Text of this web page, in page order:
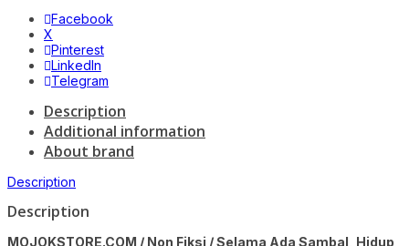
Facebook
X
Pinterest
LinkedIn
Telegram
Description
Additional information
About brand
Description
Description
MOJOKSTORE.COM / Non Fiksi / Selama Ada Sambal, Hidup